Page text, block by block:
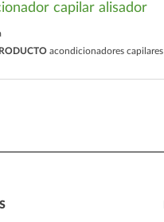
capilar alisador
acondicionadores capilares